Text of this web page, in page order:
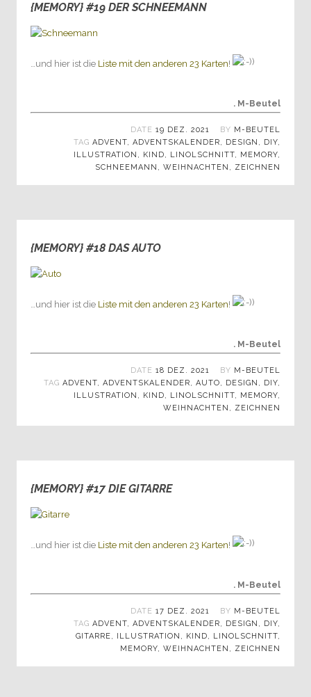
{MEMORY} #19 DER SCHNEEMANN
…und hier ist die Liste mit den anderen 23 Karten!
. M-Beutel
DATE 19 DEZ. 2021 BY M-BEUTEL
TAG ADVENT, ADVENTSKALENDER, DESIGN , DIY,
ILLUSTRATION , KIND, LINOLSCHNITT, MEMORY,
SCHNEEMANN , WEIHNACHTEN , ZEICHNEN
{MEMORY} #18 DAS AUTO
…und hier ist die Liste mit den anderen 23 Karten!
. M-Beutel
DATE 18 DEZ. 2021 BY M-BEUTEL
TAG ADVENT, ADVENTSKALENDER, AUTO, DESIGN , DIY,
ILLUSTRATION , KIND, LINOLSCHNITT, MEMORY,
WEIHNACHTEN , ZEICHNEN
{MEMORY} #17 DIE GITARRE
…und hier ist die Liste mit den anderen 23 Karten!
. M-Beutel
DATE 17 DEZ. 2021 BY M-BEUTEL
TAG ADVENT, ADVENTSKALENDER, DESIGN , DIY,
GITARRE, ILLUSTRATION , KIND, LINOLSCHNITT,
MEMORY, WEIHNACHTEN , ZEICHNEN